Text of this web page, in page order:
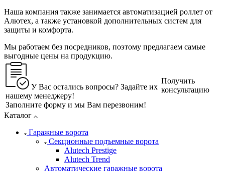
Наша компания также занимается автоматизацией роллет от
Алютех, а также установкой дополнительных систем для
защиты и комфорта.
Мы работаем без посредников, поэтому предлагаем самые
выгодные цены на продукцию.
У Вас остались вопросы? Задайте их
нашему менеджеру!
Заполните форму и мы Вам перезвоним!
Получить
консультацию
Каталог
Гаражные ворота
Секционные подъемные ворота
Alutech Prestige
Alutech Trend
Автоматические гаражные ворота